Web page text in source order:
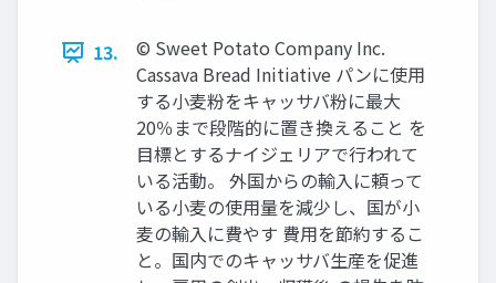
13.
© Sweet Potato Company Inc.
Cassava Bread Initiative パンに使用
する小麦粉をキャッサバ粉に最大
20％まで段階的に置き換えること を
目標とするナイジェリアで行われて
いる活動。 外国からの輸入に頼って
いる小麦の使用量を減少し、国が小
麦の輸入に費やす 費用を節約するこ
と。国内でのキャッサバ生産を促進